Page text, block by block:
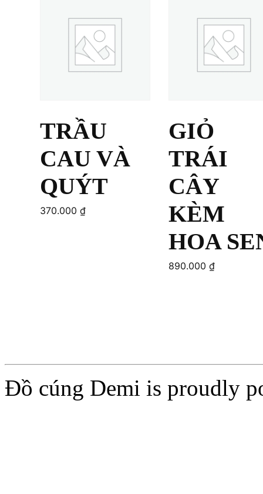
TRẦU
CAU VÀ
QUÝT
370.000 ₫
GIỎ
TRÁI
CÂY
KÈM
HOA
890.000₫
Đồ cúng Demi is proudly